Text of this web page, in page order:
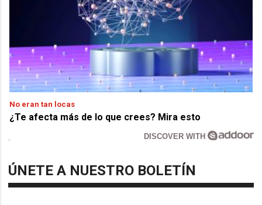
No eran tan locas
¿Te afecta más de lo que crees? Mira esto
DISCOVER WITH
ÚNETE A NUESTRO BOLETÍN